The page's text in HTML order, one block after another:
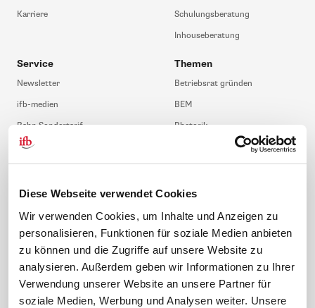
Diese Webseite verwendet Cookies
Wir verwenden Cookies, um Inhalte und Anzeigen zu
personalisieren, Funktionen für soziale Medien anbieten
zu können und die Zugriffe auf unsere Website zu
analysieren. Außerdem geben wir Informationen zu Ihrer
Verwendung unserer Website an unsere Partner für
soziale Medien, Werbung und Analysen weiter. Unsere
Karriere
Schulungsberatung
Inhouseberatung
Service
Newsletter
ifb-medien
Bahn Sondertarif
meinifb
FAQ
ifb-App Betriebsrat360
Themen
Betriebsrat gründen
BEM
Rhetorik
JAV-Wahl
News. Wissen. Themen.
Lexikon
Rechtsprechung
Folgen Sie uns
Sicherheit durch geprüfte
Qualität!